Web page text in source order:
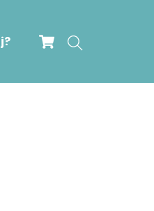
Cart